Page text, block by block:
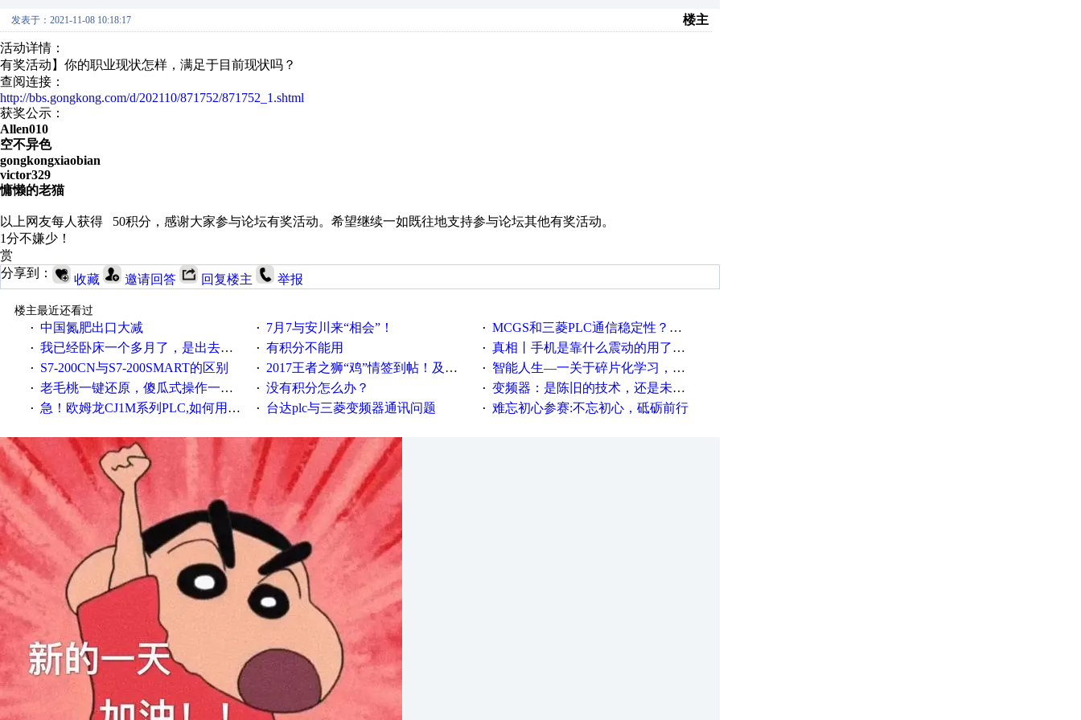
发表于：2021-11-08 10:18:17 楼主
活动详情：
有奖活动】你的职业现状怎样，满足于目前现状吗？
查阅连接：
http://bbs.gongkong.com/d/202110/871752/871752_1.shtml
获奖公示：
Allen010
空不异色
gongkongxiaobian
victor329
慵懒的老猫
以上网友每人获得 50积分，感谢大家参与论坛有奖活动。希望继续一如既往地支持参与论坛其他有奖活动。
1分不嫌少！
赏
分享到：
收藏 邀请回答 回复楼主 举报
楼主最近还看过
· 中国氮肥出口大减 · 7月7与安川来“相会”！ · MCGS和三菱PLC通信稳定性？？？
· 我已经卧床一个多月了，是出去安装机械手在高速遭遇车祸所致:大家工作都要特别注意啊 · 有积分不能用 · 真相丨手机是靠什么震动的用了这么多年才知道！
· S7-200CN与S7-200SMART的区别 · 2017王者之狮“鸡”情签到帖！及时更新在线研讨会预告 · 智能人生—一关于碎片化学习，看这一篇就够了！
· 老毛桃一键还原，傻瓜式操作一键轻松备份还原；程序为向导式安装，一键即可实现自动备份或还原系统。 · 没有积分怎么办？ · 变频器：是陈旧的技术，还是未来的幕后英雄？
· 急！欧姆龙CJ1M系列PLC,如何用时间控制变频器。要求时间在组态王中可以自由输入！拜托各位大神了！ · 台达plc与三菱变频器通讯问题 · 难忘初心参赛:不忘初心，砥砺前行